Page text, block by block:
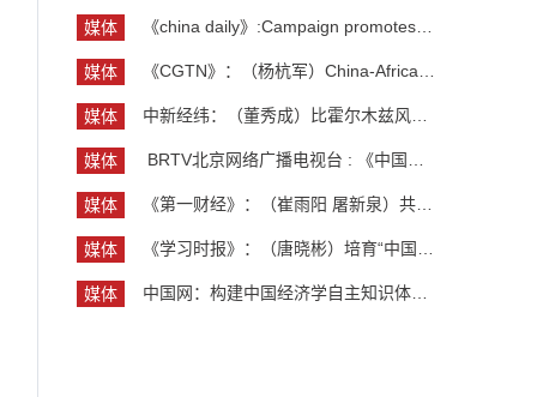
媒体
媒体
媒体
媒体
媒体
媒体
媒体